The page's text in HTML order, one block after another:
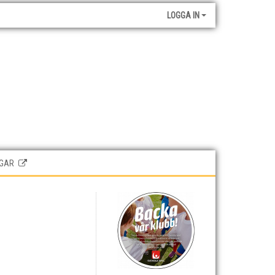
LOGGA IN